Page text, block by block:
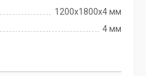
1200х1800х4 мм
4 мм